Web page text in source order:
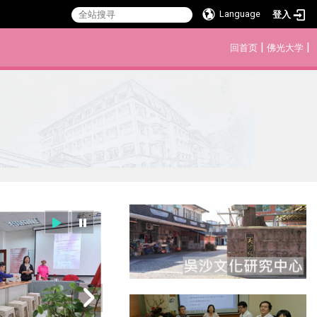
Language 登入
回首页 | 佛光大学 |